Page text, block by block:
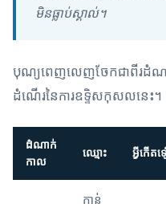
មិនធ្លាប់ស្គាល់។
បុណ្យពេញលេញចែកជាពីរដំណ
ដំណើរនៃការឧទ្ទិសកុសលនេះ។
ដំណាក់
កាល
ឈ្មោះ អ្វីកើត
កាន់